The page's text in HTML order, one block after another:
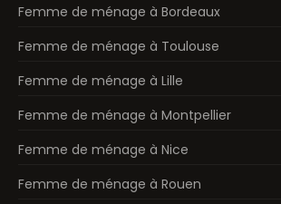
Femme de ménage à Bordeaux
Femme de ménage à Toulouse
Femme de ménage à Lille
Femme de ménage à Montpellier
Femme de ménage à Nice
Femme de ménage à Rouen